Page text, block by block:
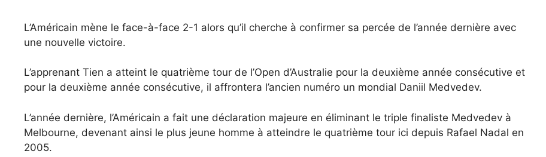
L’Américain mène le face-à-face 2-1 alors qu’il cherche à confirmer sa percée de l’année dernière avec
une nouvelle victoire.
L’apprenant Tien a atteint le quatrième tour de l’Open d’Australie pour la deuxième année consécutive et
pour la deuxième année consécutive, il affrontera l’ancien numéro un mondial Daniil Medvedev.
L’année dernière, l’Américain a fait une déclaration majeure en éliminant le triple finaliste Medvedev à
Melbourne, devenant ainsi le plus jeune homme à atteindre le quatrième tour ici depuis Rafael Nadal en
2005.